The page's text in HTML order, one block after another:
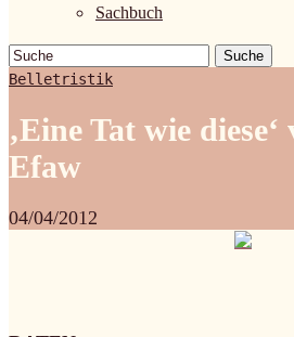
Sachbuch
Suche
Belletristik
‚Eine Tat wie
Efaw
04/04/2012